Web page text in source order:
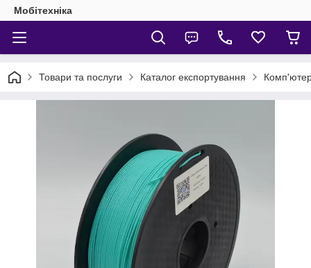
Мобітехніка
Товари та послуги Каталог експортування